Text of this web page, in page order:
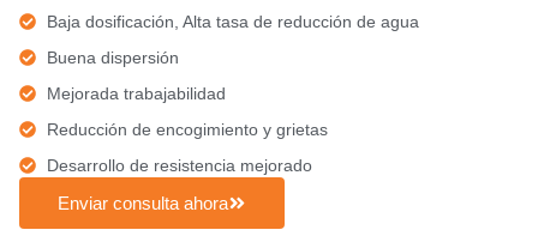
Baja dosificación, Alta tasa de reducción de agua
Buena dispersión
Mejorada trabajabilidad
Reducción de encogimiento y grietas
Desarrollo de resistencia mejorado
Enviar consulta ahora